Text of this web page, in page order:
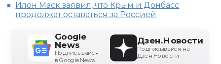
Илон Маск заявил, что Крым и Донбасс
продолжат оставаться за Россией
Google
News
Подписывайся
в Google News
Дзен.Новости
Подписывайся на
Дзен.Новости